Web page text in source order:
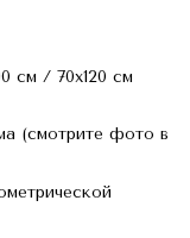
см / 70x120 см
(смотрите фото в